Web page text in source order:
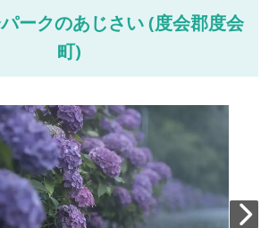
ークのあじさい (度会郡度会
町)